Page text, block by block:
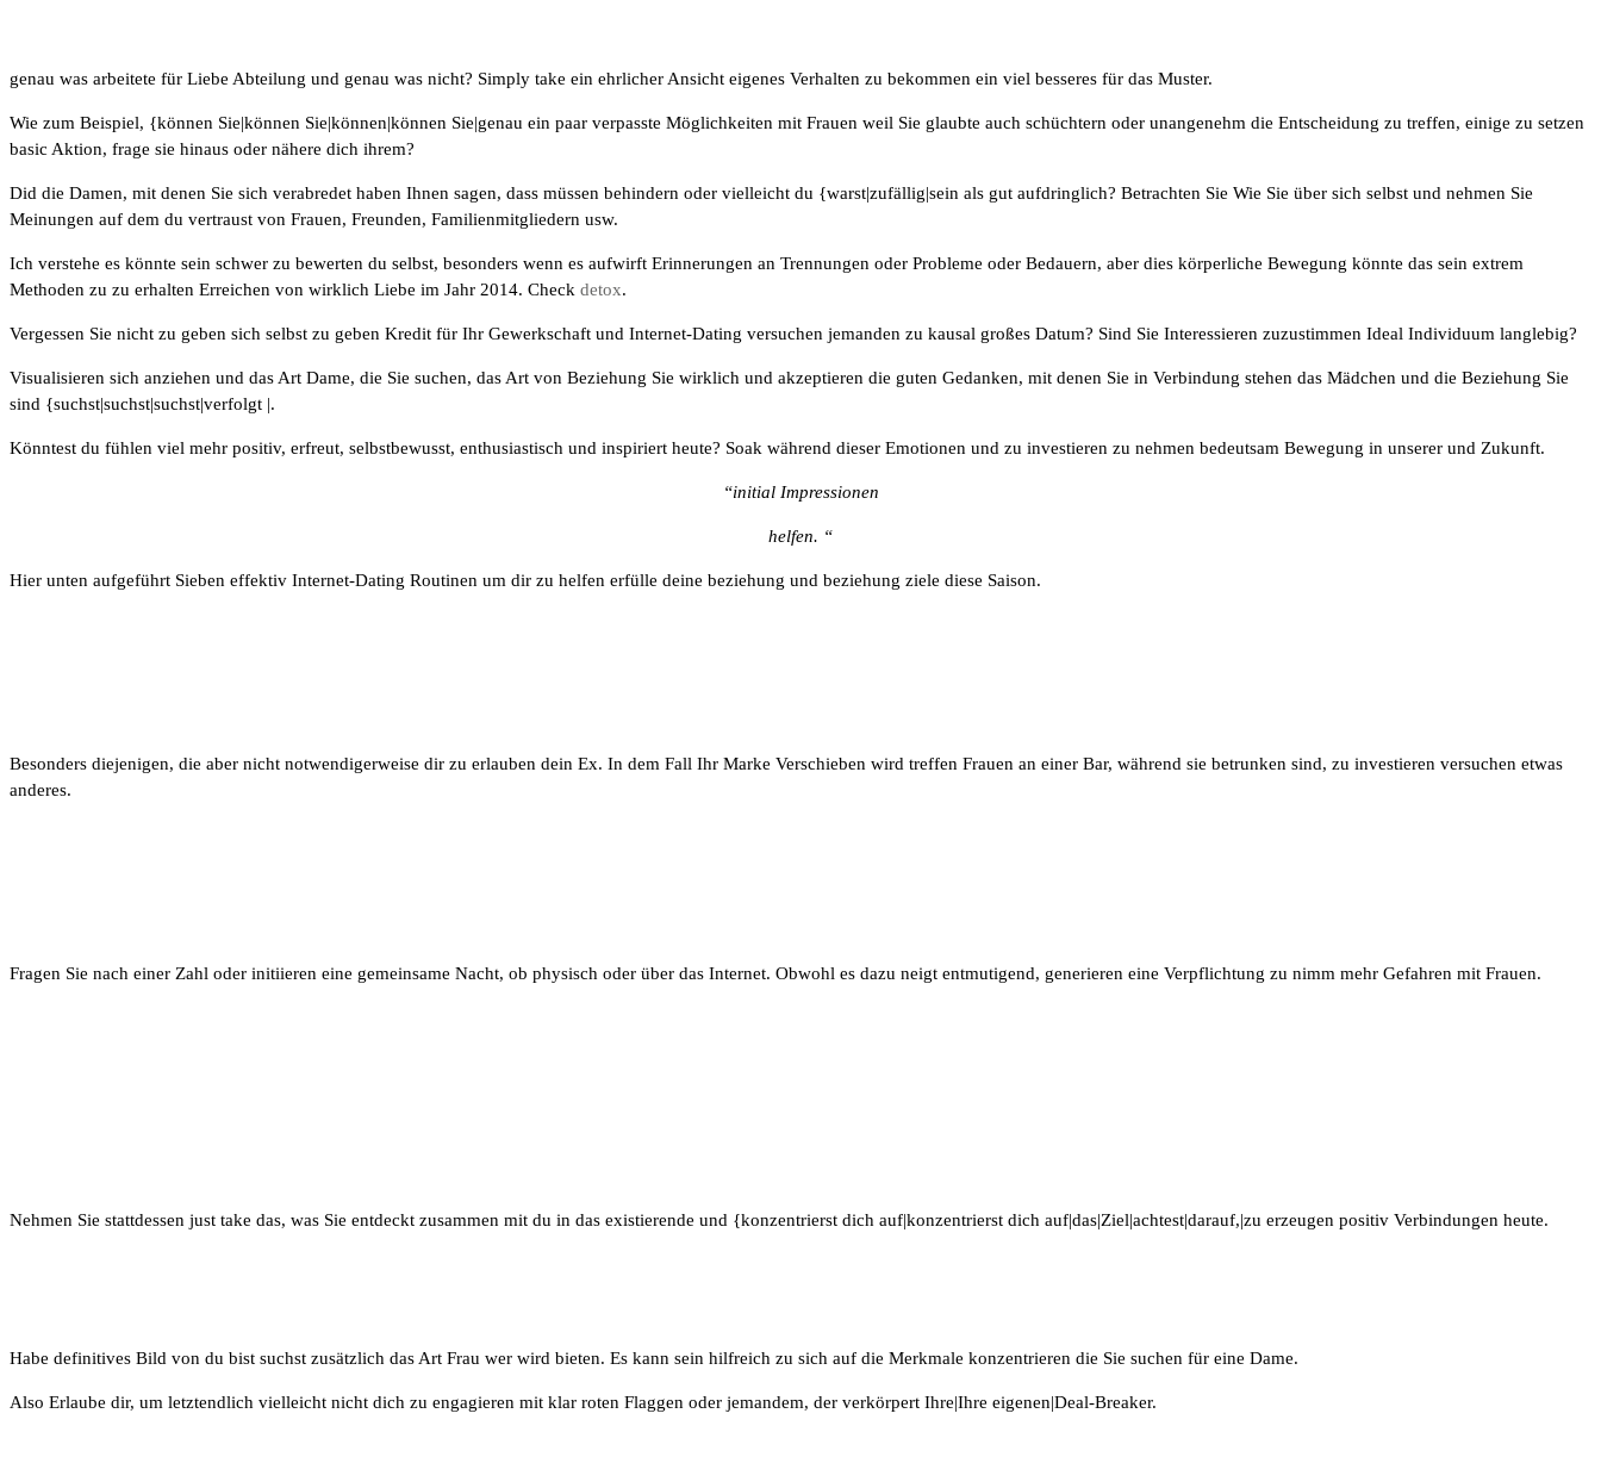
genau was arbeitete für Liebe Abteilung und genau was nicht? Simply take ein ehrlicher Ansicht eigenes Verhalten zu bekommen ein viel besseres für das Muster.
Wie zum Beispiel, {können Sie|können Sie|können|können Sie|genau ein paar verpasste Möglichkeiten mit Frauen weil Sie glaubte auch schüchtern oder unangenehm die Entscheidung zu treffen, einige zu setzen
basic Aktion, frage sie hinaus oder nähere dich ihrem?
Did die Damen, mit denen Sie sich verabredet haben Ihnen sagen, dass müssen behindern oder vielleicht du {warst|zufällig|sein als gut aufdringlich? Betrachten Sie Wie Sie über sich selbst und nehmen Sie
Meinungen auf dem du vertraust von Frauen, Freunden, Familienmitgliedern usw.
Ich verstehe es könnte sein schwer zu bewerten du selbst, besonders wenn es aufwirft Erinnerungen an Trennungen oder Probleme oder Bedauern, aber dies körperliche Bewegung könnte das sein extrem
Methoden zu zu erhalten Erreichen von wirklich Liebe im Jahr 2014. Check detox.
Vergessen Sie nicht zu geben sich selbst zu geben Kredit für Ihr Gewerkschaft und Internet-Dating versuchen jemanden zu kausal großes Datum? Sind Sie Interessieren zuzustimmen Ideal Individuum langlebig?
Visualisieren sich anziehen und das Art Dame, die Sie suchen, das Art von Beziehung Sie wirklich und akzeptieren die guten Gedanken, mit denen Sie in Verbindung stehen das Mädchen und die Beziehung Sie
sind {suchst|suchst|suchst|verfolgt |.
Könntest du fühlen viel mehr positiv, erfreut, selbstbewusst, enthusiastisch und inspiriert heute? Soak während dieser Emotionen und zu investieren zu nehmen bedeutsam Bewegung in unserer und Zukunft.
“initial Impressionen
helfen. “
Hier unten aufgeführt Sieben effektiv Internet-Dating Routinen um dir zu helfen erfülle deine beziehung und beziehung ziele diese Saison.
Besonders diejenigen, die aber nicht notwendigerweise dir zu erlauben dein Ex. In dem Fall Ihr Marke Verschieben wird treffen Frauen an einer Bar, während sie betrunken sind, zu investieren versuchen etwas
anderes.
Fragen Sie nach einer Zahl oder initiieren eine gemeinsame Nacht, ob physisch oder über das Internet. Obwohl es dazu neigt entmutigend, generieren eine Verpflichtung zu nimm mehr Gefahren mit Frauen.
Nehmen Sie stattdessen just take das, was Sie entdeckt zusammen mit du in das existierende und {konzentrierst dich auf|konzentrierst dich auf|das|Ziel|achtest|darauf,|zu erzeugen positiv Verbindungen heute.
Habe definitives Bild von du bist suchst zusätzlich das Art Frau wer wird bieten. Es kann sein hilfreich zu sich auf die Merkmale konzentrieren die Sie suchen für eine Dame.
Also Erlaube dir, um letztendlich vielleicht nicht dich zu engagieren mit klar roten Flaggen oder jemandem, der verkörpert Ihre|Ihre eigenen|Deal-Breaker.